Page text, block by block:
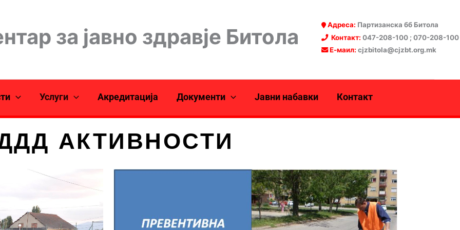
за јавно здравје Битола Адреса: Партизанска бб Битола
Контакт: 047-208-100 ; 070-208-100
Е-маил: cjzbitola@cjzbt.org.mk
Услуги Акредитација Документи Јавни набавки Контакт
АКТИВНОСТИ